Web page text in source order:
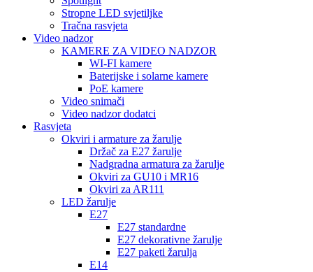
Stropne LED svjetiljke
Tračna rasvjeta
Video nadzor
KAMERE ZA VIDEO NADZOR
WI-FI kamere
Baterijske i solarne kamere
PoE kamere
Video snimači
Video nadzor dodatci
Rasvjeta
Okviri i armature za žarulje
Držač za E27 žarulje
Nadgradna armatura za žarulje
Okviri za GU10 i MR16
Okviri za AR111
LED žarulje
E27
E27 standardne
E27 dekorativne žarulje
E27 paketi žarulja
E14